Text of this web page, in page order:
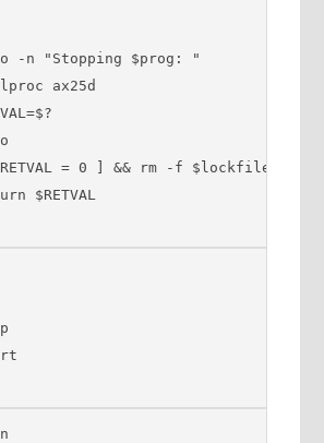
$prog: "
ax25d
= 0 ] && rm -f $lockfile